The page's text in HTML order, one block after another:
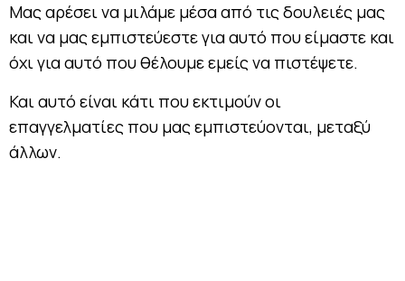
Μας αρέσει να μιλάμε μέσα από τις δουλειές μας
και να μας εμπιστεύεστε για αυτό που είμαστε και
όχι για αυτό που θέλουμε εμείς να πιστέψετε.
Και αυτό είναι κάτι που εκτιμούν οι
επαγγελματίες που μας εμπιστεύονται, μεταξύ
άλλων.